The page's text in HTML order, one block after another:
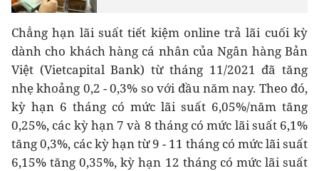
Chẳng hạn lãi suất tiết kiệm online trả lãi cuối kỳ
dành cho khách hàng cá nhân của Ngân hàng Bản
Việt (Vietcapital Bank) từ tháng 11/2021 đã tăng
nhẹ khoảng 0,2 - 0,3% so với đầu năm nay. Theo đó,
kỳ hạn 6 tháng có mức lãi suất 6,05%/năm tăng
0,25%, các kỳ hạn 7 và 8 tháng có mức lãi suất 6,1%
tăng 0,3%, các kỳ hạn từ 9 - 11 tháng có mức lãi suất
6,15% tăng 0,35%, kỳ hạn 12 tháng có mức lãi suất